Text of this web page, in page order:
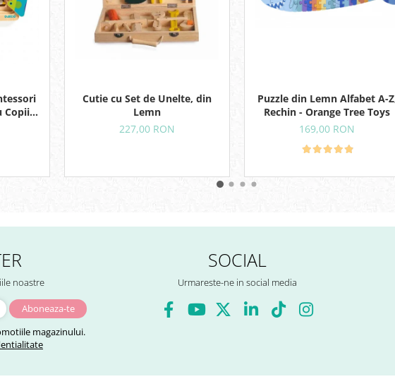
Copii
Cutie cu Set de Unelte, din
Lemn
227,00 RON
Puzzle din Lemn Alfabet A-
Rechin - Orange Tree Toys
169,00 RON
noastre
magazinului.
SOCIAL
Urmareste-ne in social media